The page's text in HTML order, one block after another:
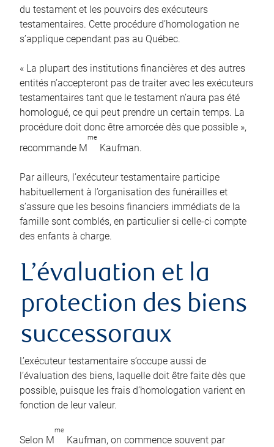
du testament et les pouvoirs des exécuteurs
testamentaires. Cette procédure d’homologation ne
s’applique cependant pas au Québec.
« La plupart des institutions financières et des autres
entités n’accepteront pas de traiter avec les exécuteurs
testamentaires tant que le testament n’aura pas été
homologué, ce qui peut prendre un certain temps. La
procédure doit donc être amorcée dès que possible »,
recommande M
me
Kaufman.
Par ailleurs, l’exécuteur testamentaire participe
habituellement à l’organisation des funérailles et
s’assure que les besoins financiers immédiats de la
famille sont comblés, en particulier si celle-ci compte
des enfants à charge.
L’évaluation et la
protection des biens
successoraux
L’exécuteur testamentaire s’occupe aussi de
l’évaluation des biens, laquelle doit être faite dès que
possible, puisque les frais d’homologation varient en
fonction de leur valeur.
Selon M
me
Kaufman, on commence souvent par